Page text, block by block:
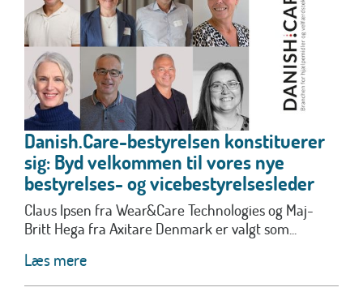
Danish.Care-bestyrelsen konstituerer
sig: Byd velkommen til vores nye
bestyrelses- og vicebestyrelsesleder
Claus Ipsen fra Wear&Care Technologies og Maj-
Britt Hega fra Axitare Denmark er valgt som...
Læs mere